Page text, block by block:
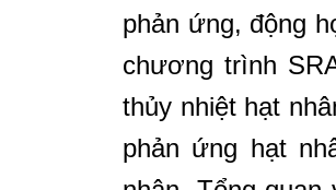
phản ứng, động
chương trình
thủy nhiệt hạt
phản ứng hạt